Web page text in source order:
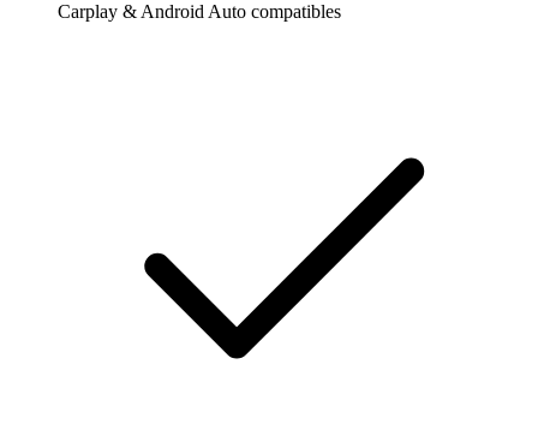
Carplay & Android Auto compatibles